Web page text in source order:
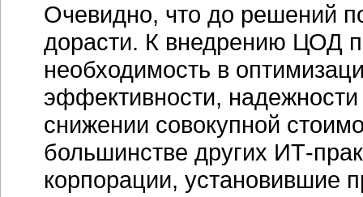
Очевидно, что до решений
дорасти. К внедрению ЦОД
необходимость в
эффективности,
снижении совокупной
большинстве других ИТ-
корпорации, установившие